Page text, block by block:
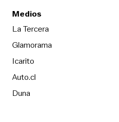
Medios
La TerceraOpens in new
Glamorama
Icarito
Auto.cl
DunaOpens in new window